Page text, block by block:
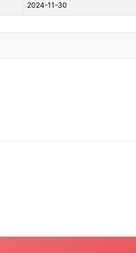
2024-11-30